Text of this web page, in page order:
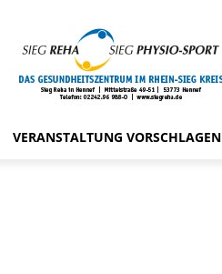
VERANSTALTUNG VORSCHLAGEN